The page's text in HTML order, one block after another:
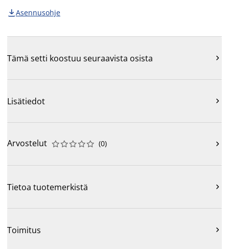
 Asennusohje
Tämä setti koostuu seuraavista osista 
Lisätiedot 
Arvostelut 




 (0) 
Tietoa tuotemerkistä 
Toimitus 